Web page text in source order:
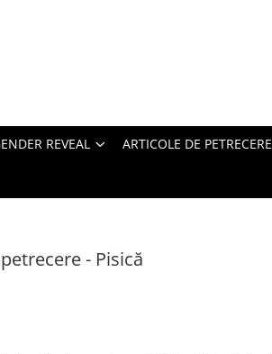
REVEAL ARTICOLE DE PETRECERE
- Pisică